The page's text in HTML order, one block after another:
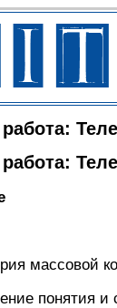
массовой
понятия и